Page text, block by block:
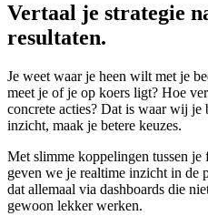
Vertaal je strategie
resultaten.
Je weet waar je heen wilt met je
meet je of je op koers ligt? Hoe
concrete acties? Dat is waar wij je
inzicht, maak je betere keuzes.
Met slimme koppelingen tussen je
geven we je realtime inzicht in de
dat allemaal via dashboards die
gewoon lekker werken.